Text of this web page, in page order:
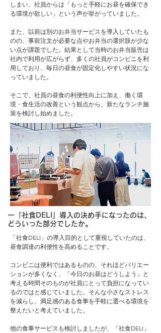
しまい、社員からは「もっと手軽にお昼を確保でき
る環境が欲しい」という声が挙がっていました。
また、以前は別のお弁当サービスを導入していたも
のの、事前注文が必要な点やお弁当の選択肢が少な
い点が課題でした。結果として当時のお弁当販売は
社内で利用が広がらず、多くの社員がコンビニを利
用しており、毎日の昼食が固定化しやすい状況にな
っていました。
そこで、社員の昼食の利便性向上に加え、働く環
境・食生活の改善という観点から、新たなランチ施
策を検討し始めました。
ー「社食DELI」導入の決め手になったのは、
どういった部分でしたか。
「社食DELI」の導入目的として重視していたのは、
昼食調達の利便性を高めることです。
コンビニは便利ではあるものの、それほどバリエー
ションが多くなく、「今日のお昼はどうしよう」と
考える時間そのものが社員にとって負担になってい
るのではと感じていました。そんな小さなストレス
を減らし、満足感のある食事を手軽に選べる環境を
整えたいと考えていました。
他の食事サービスも検討しましたが、「社食DELI」